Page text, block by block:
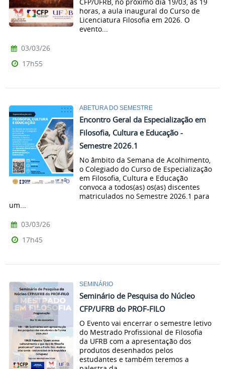
CFP/UFRB, no próximo dia 19/03, às 19
horas, a aula inaugural do Curso de
Licenciatura Filosofia em 2026. O
evento...
03/03/26
17h55
ABETURA DO SEMESTRE
Encontro Geral da Especialização em
Filosofia, Cultura e Educação -
Semestre 2026.1
No âmbito da Semana de Acolhimento,
o Colegiado do Curso de Especialização
em Filosofia, Cultura e Educação
convoca a todos(as) os(as) discentes
matriculados no Semestre 2026.1 para
um...
03/03/26
17h45
SEMINÁRIO
Seminário de Pesquisa do Núcleo
CFP/UFRB do PROF-FILO
O Evento vai encerrar o semestre letivo
do Mestrado Profissional de Filosofia
da UFRB com a apresentação dos
produtos desenhados pelos
estudantes e também teremos a